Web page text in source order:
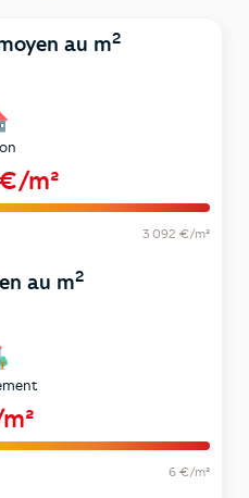
au m2
m²
3 092 €/m²
au m2
6 €/m²